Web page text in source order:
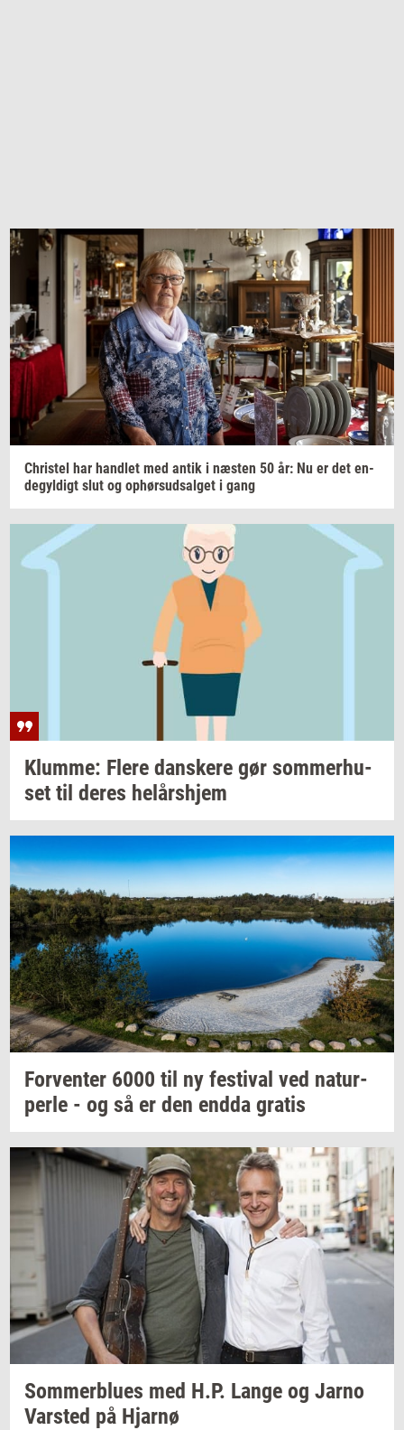
Chri­stel har hand­let med antik i næ­sten 50 år: Nu er det en­
de­gyl­digt slut og op­hør­s­ud­sal­get i gang
Klum­me: Flere dan­ske­re gør som­mer­hu­
set til deres helårs­hjem
For­ven­ter 6000 til ny festi­val ved na­tur­
per­le - og så er den endda gra­tis
Som­mer­blu­es med H.P. Lange og Jarno
Var­sted på Hjar­nø